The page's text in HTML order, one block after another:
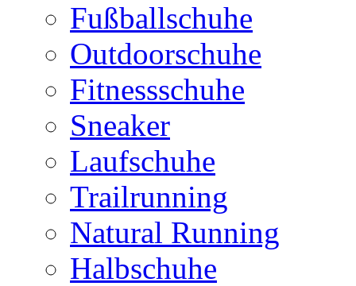
Fußballschuhe
Outdoorschuhe
Fitnessschuhe
Sneaker
Laufschuhe
Trailrunning
Natural Running
Halbschuhe